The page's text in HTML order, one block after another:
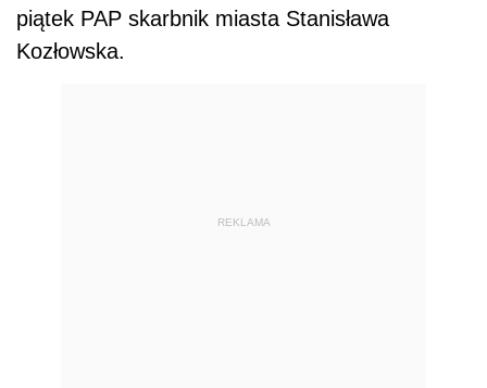
piątek PAP skarbnik miasta Stanisława
Kozłowska.
REKLAMA